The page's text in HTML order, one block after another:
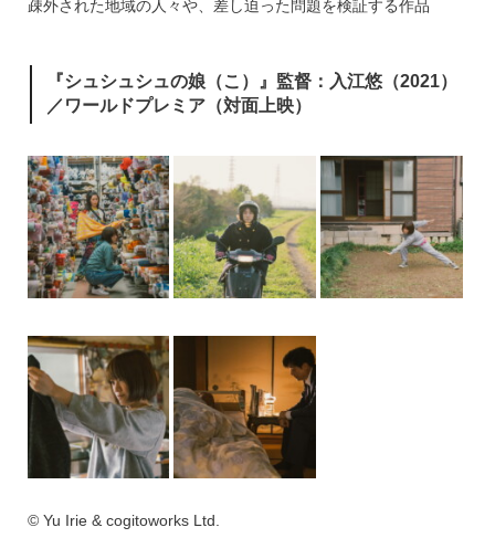
疎外された地域の人々や、差し迫った問題を検証する作品
『シュシュシュの娘（こ）』監督：入江悠（2021）
／ワールドプレミア（対面上映）
© Yu Irie & cogitoworks Ltd.